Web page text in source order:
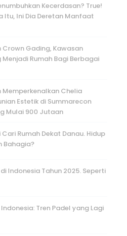
Kecerdasan? True!
Itu, Ini Dia Deretan Manfaat
Crown Gading, Kawasan
Menjadi Rumah Bagi Berbagai
Memperkenalkan Chelia
Estetik di Summarecon
Mulai 900 Jutaan
Rumah Dekat Danau. Hidup
Bahagia?
Indonesia Tahun 2025. Seperti
Tren Padel yang Lagi